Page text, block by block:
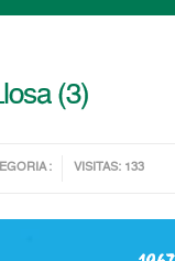
(3)
: VISITAS: 133